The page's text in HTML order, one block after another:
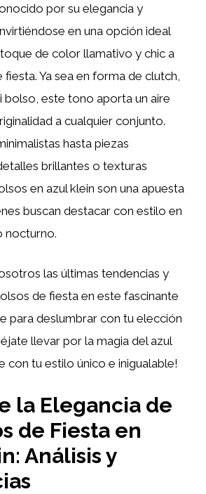
por su elegancia y
en una opción ideal
de color llamativo y chic a
Ya sea en forma de clutch,
bolso, este tono aporta un aire
a cualquier conjunto.
hasta piezas
brillantes o texturas
en azul klein son una apuesta
buscan destacar con estilo en
nocturno.
las últimas tendencias y
de fiesta en este fascinante
para deslumbrar con tu elección
llevar por la magia del azul
con tu estilo único e inigualable!
la Elegancia de
de Fiesta en
Análisis y